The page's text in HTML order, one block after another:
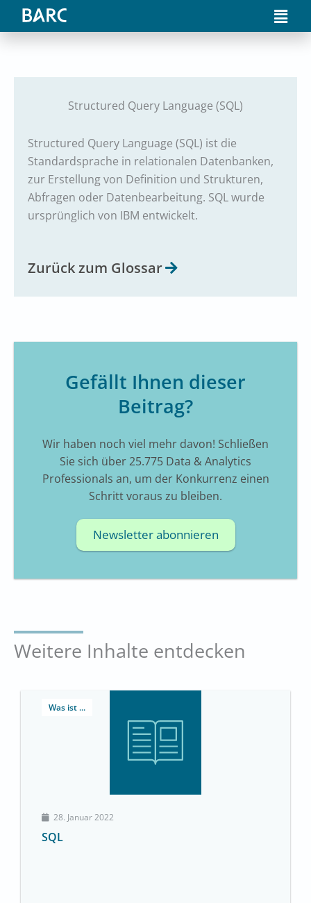
Zum
Inhalt
Main
Structured Query Language (SQL)
Structured Query Language (SQL) ist die
Standardsprache in relationalen Datenbanken,
zur Erstellung von Definition und Strukturen,
Abfragen oder Datenbearbeitung. SQL wurde
ursprünglich von IBM entwickelt.
Zurück zum Glossar
Gefällt Ihnen dieser
Beitrag?
Wir haben noch viel mehr davon! Schließen
Sie sich über 25.775 Data & Analytics
Professionals an, um der Konkurrenz einen
Schritt voraus zu bleiben.
Newsletter abonnieren
Weitere Inhalte entdecken
Was ist ...
28. Januar 2022
SQL